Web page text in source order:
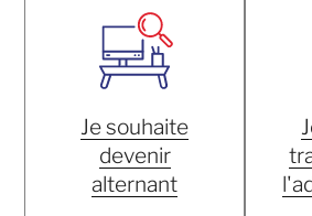
Je souhaite
devenir
alternant